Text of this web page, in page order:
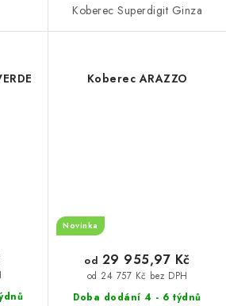
Koberec Superdigit Ginza
Koberec ARAZZO
Novinka
Doba dodání 4 - 6 týdnů
od 24 757 Kč bez DPH
od 29 955,97 Kč